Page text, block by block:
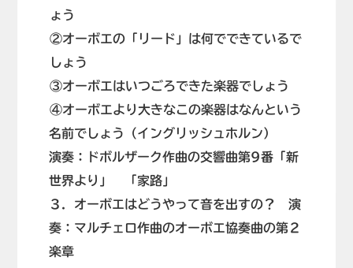
ょう
②オーボエの「リード」は何でできているで
しょう
③オーボエはいつごろできた楽器でしょう
④オーボエより大きなこの楽器はなんという
名前でしょう（イングリッシュホルン）
演奏：ドボルザーク作曲の交響曲第9番「新
世界より」 「家路」
３．オーボエはどうやって音を出すの？ 演
奏：マルチェロ作曲のオーボエ協奏曲の第２
楽章